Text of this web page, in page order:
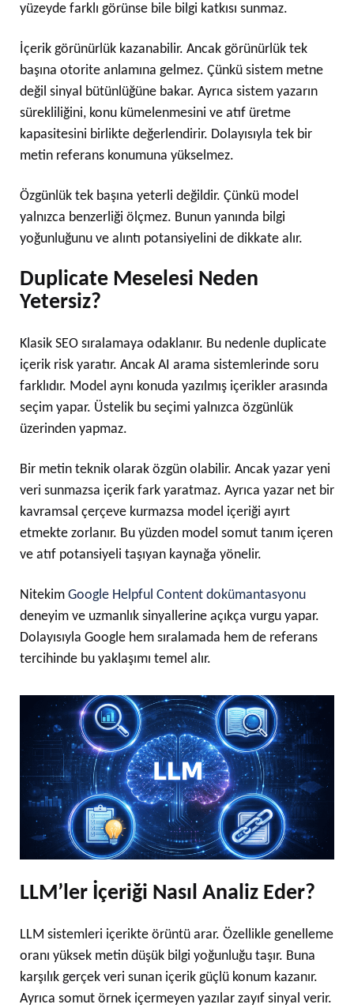
yüzeyde farklı görünse bile bilgi katkısı sunmaz.
İçerik görünürlük kazanabilir. Ancak görünürlük tek
başına otorite anlamına gelmez. Çünkü sistem metne
değil sinyal bütünlüğüne bakar. Ayrıca sistem yazarın
sürekliliğini, konu kümelenmesini ve atıf üretme
kapasitesini birlikte değerlendirir. Dolayısıyla tek bir
metin referans konumuna yükselmez.
Özgünlük tek başına yeterli değildir. Çünkü model
yalnızca benzerliği ölçmez. Bunun yanında bilgi
yoğunluğunu ve alıntı potansiyelini de dikkate alır.
Duplicate Meselesi Neden
Yetersiz?
Klasik SEO sıralamaya odaklanır. Bu nedenle duplicate
içerik risk yaratır. Ancak AI arama sistemlerinde soru
farklıdır. Model aynı konuda yazılmış içerikler arasında
seçim yapar. Üstelik bu seçimi yalnızca özgünlük
üzerinden yapmaz.
Bir metin teknik olarak özgün olabilir. Ancak yazar yeni
veri sunmazsa içerik fark yaratmaz. Ayrıca yazar net bir
kavramsal çerçeve kurmazsa model içeriği ayırt
etmekte zorlanır. Bu yüzden model somut tanım içeren
ve atıf potansiyeli taşıyan kaynağa yönelir.
Nitekim Google Helpful Content dokümantasyonu
deneyim ve uzmanlık sinyallerine açıkça vurgu yapar.
Dolayısıyla Google hem sıralamada hem de referans
tercihinde bu yaklaşımı temel alır.
LLM’ler İçeriği Nasıl Analiz Eder?
LLM sistemleri içerikte örüntü arar. Özellikle genelleme
oranı yüksek metin düşük bilgi yoğunluğu taşır. Buna
karşılık gerçek veri sunan içerik güçlü konum kazanır.
Ayrıca somut örnek içermeyen yazılar zayıf sinyal verir.